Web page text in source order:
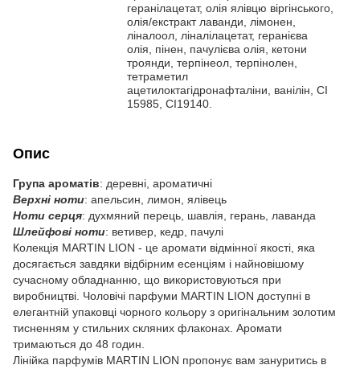
геранілацетат, олія ялівцю віргінського,
олія/екстракт лаванди, лімонен,
ліналоол, ліналілацетат, геранієва
олія, пінен, пачулієва олія, кетони
троянди, терпінеол, терпінолен,
тетраметил
ацетилоктагідронафталіни, ванілін, CI
15985, CI19140.
Опис
Група ароматів: деревні, ароматичні
Верхні ноти: апельсин, лимон, ялівець
Ноти серця: духмяний перець, шавлія, герань, лаванда
Шлейфові ноти: ветивер, кедр, пачулі
Колекція MARTIN LION - це аромати відмінної якості, яка
досягається завдяки відбірним есенціям і найновішому
сучасному обладнанню, що використовуються при
виробництві. Чоловічі парфуми MARTIN LION доступні в
елегантній упаковці чорного кольору з оригінальним золотим
тисненням у стильних скляних флаконах. Аромати
тримаються до 48 годин.
Лінійка парфумів MARTIN LION пропонує вам зануритись в